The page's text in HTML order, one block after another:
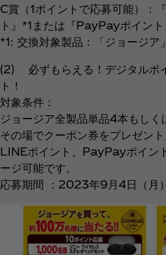
C賞（1ポイントで応募可能）：
ト』*1または『PayPayポイン
*1: 交換対象製品：「ジョージア
(2) 必ずもらえる！デジタルポ
ト！
対象条件：
ジョージア全製品単品4本もしく
その場でクーポン券をプレゼント
LINEポイント、PayPayポイン
ージ可能です。
応募期間 ：2023年9月4日（月